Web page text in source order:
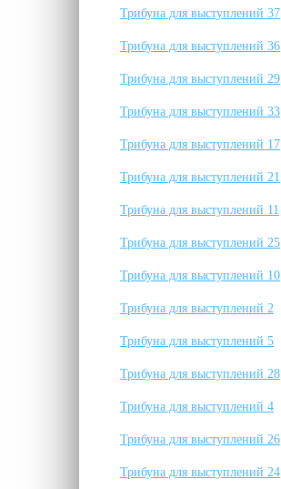
Трибуна для выступлений 37
Трибуна для выступлений 36
Трибуна для выступлений 29
Трибуна для выступлений 33
Трибуна для выступлений 17
Трибуна для выступлений 21
Трибуна для выступлений 11
Трибуна для выступлений 25
Трибуна для выступлений 10
Трибуна для выступлений 2
Трибуна для выступлений 5
Трибуна для выступлений 28
Трибуна для выступлений 4
Трибуна для выступлений 26
Трибуна для выступлений 24